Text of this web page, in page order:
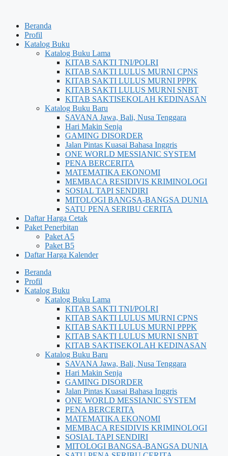
Beranda
Profil
Katalog Buku
Katalog Buku Lama
KITAB SAKTI TNI/POLRI
KITAB SAKTI LULUS MURNI CPNS
KITAB SAKTI LULUS MURNI PPPK
KITAB SAKTI LULUS MURNI SNBT
KITAB SAKTISEKOLAH KEDINASAN
Katalog Buku Baru
SAVANA Jawa, Bali, Nusa Tenggara
Hari Makin Senja
GAMING DISORDER
Jalan Pintas Kuasai Bahasa Inggris
ONE WORLD MESSIANIC SYSTEM
PENA BERCERITA
MATEMATIKA EKONOMI
MEMBACA RESIDIVIS KRIMINOLOGI
SOSIAL TAPI SENDIRI
MITOLOGI BANGSA-BANGSA DUNIA
SATU PENA SERIBU CERITA
Daftar Harga Cetak
Paket Penerbitan
Paket A5
Paket B5
Daftar Harga Kalender
Beranda
Profil
Katalog Buku
Katalog Buku Lama
KITAB SAKTI TNI/POLRI
KITAB SAKTI LULUS MURNI CPNS
KITAB SAKTI LULUS MURNI PPPK
KITAB SAKTI LULUS MURNI SNBT
KITAB SAKTISEKOLAH KEDINASAN
Katalog Buku Baru
SAVANA Jawa, Bali, Nusa Tenggara
Hari Makin Senja
GAMING DISORDER
Jalan Pintas Kuasai Bahasa Inggris
ONE WORLD MESSIANIC SYSTEM
PENA BERCERITA
MATEMATIKA EKONOMI
MEMBACA RESIDIVIS KRIMINOLOGI
SOSIAL TAPI SENDIRI
MITOLOGI BANGSA-BANGSA DUNIA